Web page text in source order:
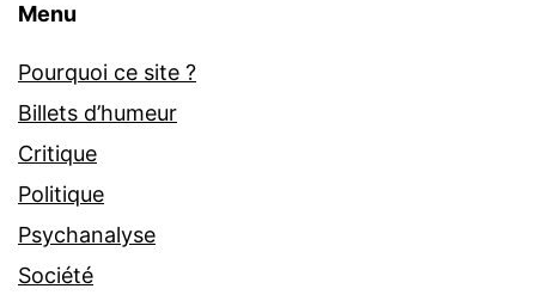
Menu
Pourquoi ce site ?
Billets d’humeur
Critique
Politique
Psychanalyse
Société